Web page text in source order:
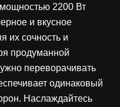
2200 Вт
и вкусное
их сочность и
продуманной
переворачивать
одинаковый
Наслаждайтесь